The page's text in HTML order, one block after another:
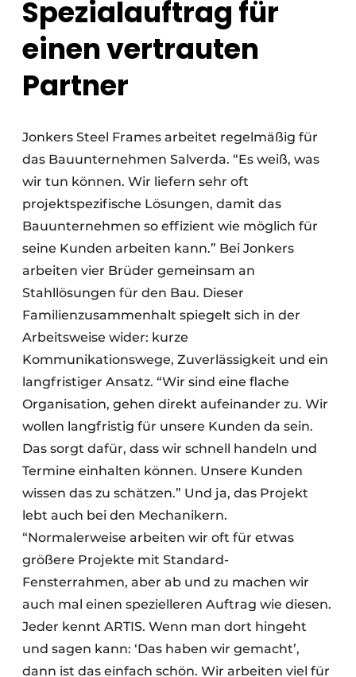
Spezialauftrag für
einen vertrauten
Partner
Jonkers Steel Frames arbeitet regelmäßig für
das Bauunternehmen Salverda. “Es weiß, was
wir tun können. Wir liefern sehr oft
projektspezifische Lösungen, damit das
Bauunternehmen so effizient wie möglich für
seine Kunden arbeiten kann.” Bei Jonkers
arbeiten vier Brüder gemeinsam an
Stahllösungen für den Bau. Dieser
Familienzusammenhalt spiegelt sich in der
Arbeitsweise wider: kurze
Kommunikationswege, Zuverlässigkeit und ein
langfristiger Ansatz. “Wir sind eine flache
Organisation, gehen direkt aufeinander zu. Wir
wollen langfristig für unsere Kunden da sein.
Das sorgt dafür, dass wir schnell handeln und
Termine einhalten können. Unsere Kunden
wissen das zu schätzen.” Und ja, das Projekt
lebt auch bei den Mechanikern.
“Normalerweise arbeiten wir oft für etwas
größere Projekte mit Standard-
Fensterrahmen, aber ab und zu machen wir
auch mal einen spezielleren Auftrag wie diesen.
Jeder kennt ARTIS. Wenn man dort hingeht
und sagen kann: ‘Das haben wir gemacht’,
dann ist das einfach schön. Wir arbeiten viel für